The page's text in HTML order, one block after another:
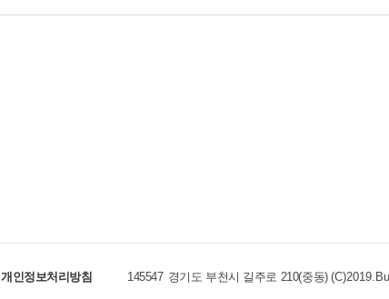
개인정보처리방침 145547 경기도 부천시 길주로 210(중동)